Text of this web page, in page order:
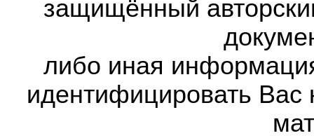
защищённый
либо иная
идентифицировать Вас